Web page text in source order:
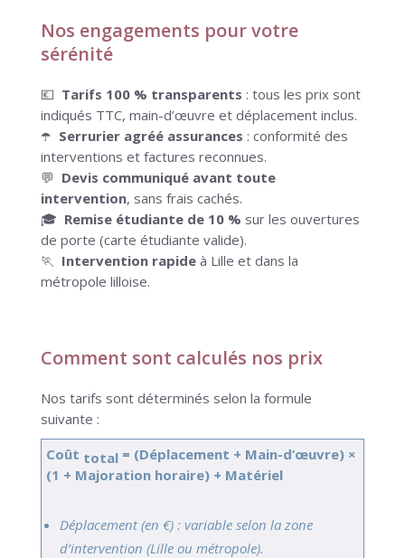
Nos engagements pour votre
sérénité
💶 Tarifs 100 % transparents : tous les prix sont
indiqués TTC, main-d’œuvre et déplacement inclus.
☂️ Serrurier agréé assurances : conformité des
interventions et factures reconnues.
💬 Devis communiqué avant toute
intervention, sans frais cachés.
🎓 Remise étudiante de 10 % sur les ouvertures
de porte (carte étudiante valide).
🏃 Intervention rapideà Lille et dans la
métropole lilloise.
Comment sont calculés nos prix
Nos tarifs sont déterminés selon la formule
suivante :
Coût total= (Déplacement + Main-d’œuvre) ×
(1 + Majoration horaire) + Matériel
Déplacement (en €) : variable selon la zone
d’intervention (Lille ou métropole).